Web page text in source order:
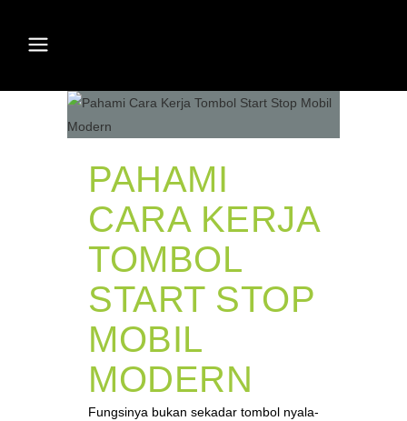
PAHAMI
CARA KERJA
TOMBOL
START STOP
MOBIL
MODERN
Fungsinya bukan sekadar tombol nyala-